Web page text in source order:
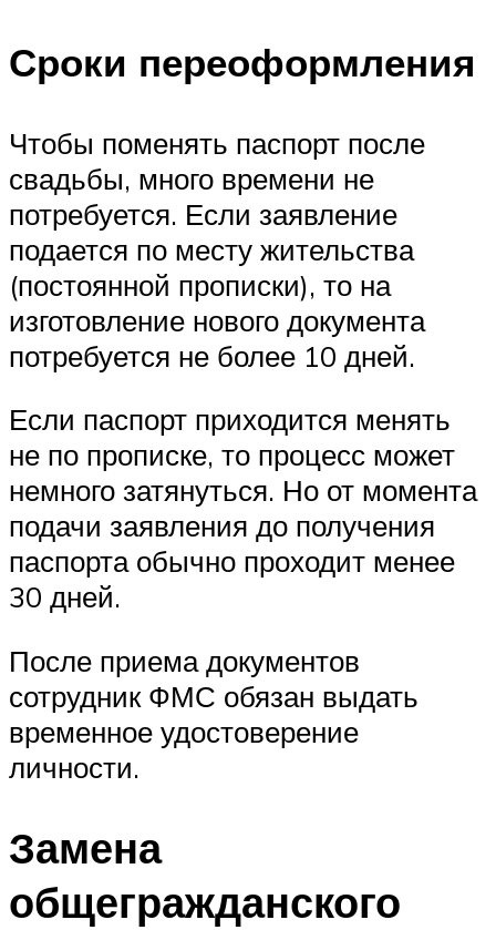
Сроки переоформления
Чтобы поменять паспорт после
свадьбы, много времени не
потребуется. Если заявление
подается по месту жительства
(постоянной прописки), то на
изготовление нового документа
потребуется не более 10 дней.
Если паспорт приходится менять
не по прописке, то процесс может
немного затянуться. Но от момента
подачи заявления до получения
паспорта обычно проходит менее
30 дней.
После приема документов
сотрудник ФМС обязан выдать
временное удостоверение
личности.
Замена
общегражданского